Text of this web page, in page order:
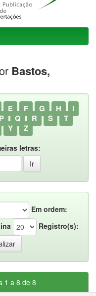
Bastos,
E F G H
I
P Q R S
T
Y Z
letras:
Em ordem:
Registro(s):
1 a 8 de 8